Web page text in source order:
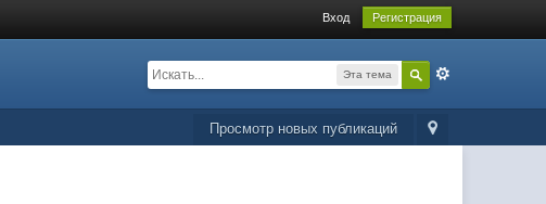
Вход Регистрация
Эта тема
Просмотр новых публикаций